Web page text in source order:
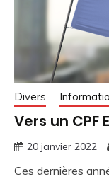
Divers
Vers un CPF
20 janvier 2022
Ces dernières